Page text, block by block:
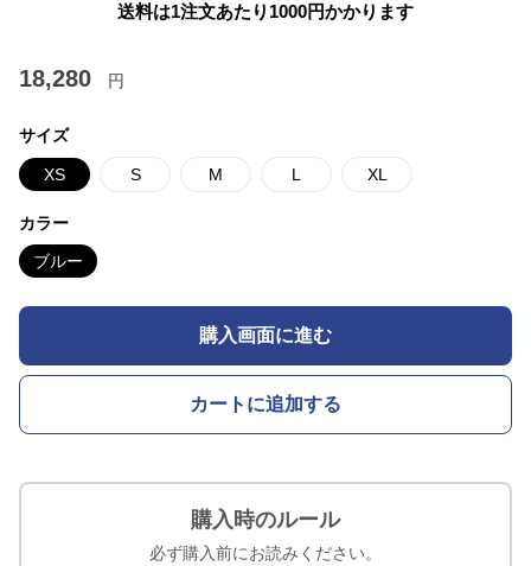
送料は1注文あたり 1000円かかります
18,280 円
サイズ
XS S M L XL
カラー
ブルー
購入画面に進む
カートに追加する
購入時のルール
必ず購入前にお読みください。